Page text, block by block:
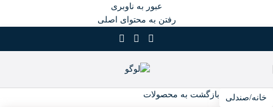
عبور به ناوبری
رفتن به محتوای اصلی
خانه/صندلی بازگشت به محصولات